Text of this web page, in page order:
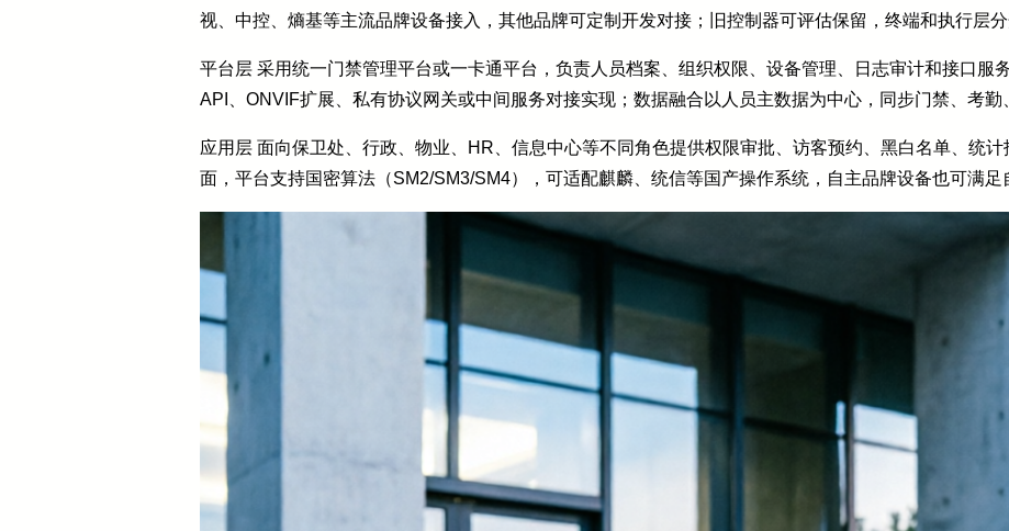
视、中控、熵基等主流品牌设备接入，其他品牌可定制开发对接；旧控制器可评估保留，终端和执行层分
平台层 采用统一门禁管理平台或一卡通平台，负责人员档案、组织权限、设备管理、日志审计和接口服
API、ONVIF扩展、私有协议网关或中间服务对接实现；数据融合以人员主数据为中心，同步门禁、考勤
应用层 面向保卫处、行政、物业、HR、信息中心等不同角色提供权限审批、访客预约、黑白名单、统
面，平台支持国密算法（SM2/SM3/SM4），可适配麒麟、统信等国产操作系统，自主品牌设备也可满足